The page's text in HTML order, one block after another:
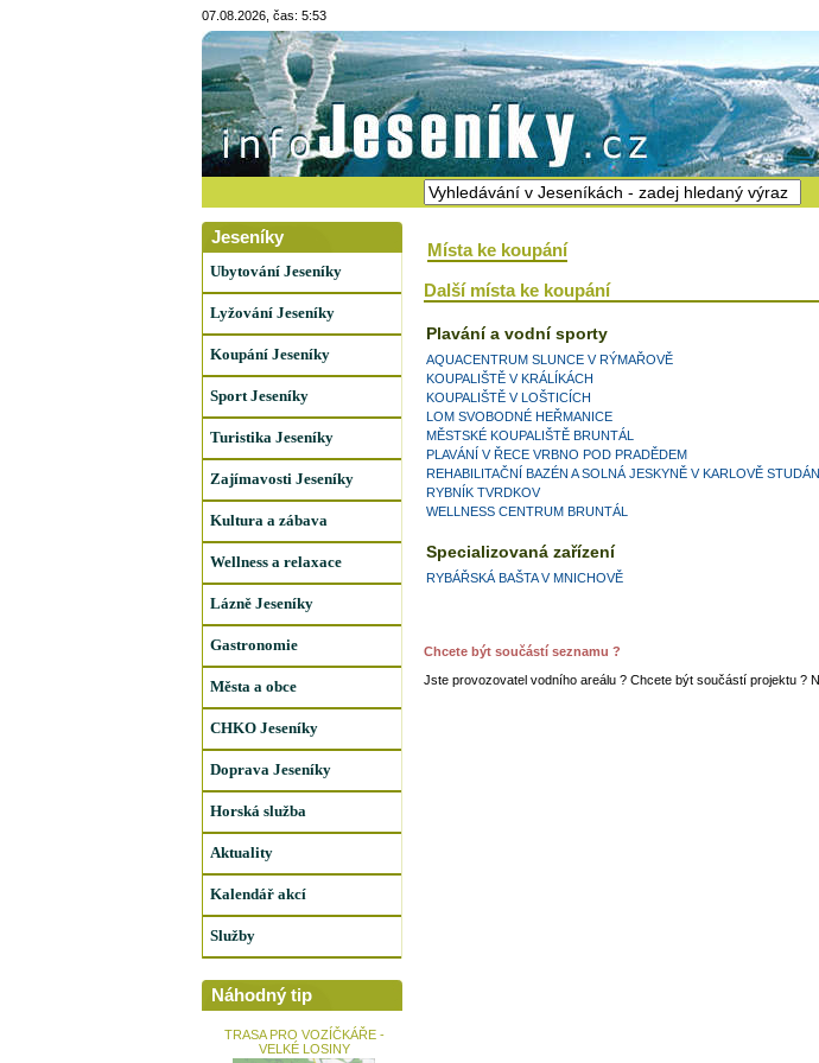
07.08.2026, čas: 5:53
Jeseníky
Ubytování Jeseníky
Lyžování Jeseníky
Koupání Jeseníky
Sport Jeseníky
Turistika Jeseníky
Zajímavosti Jeseníky
Kultura a zábava
Wellness a relaxace
Lázně Jeseníky
Gastronomie
Města a obce
CHKO Jeseníky
Doprava Jeseníky
Horská služba
Aktuality
Kalendář akcí
Služby
Náhodný tip
TRASA PRO VOZÍČKÁŘE -
VELKÉ LOSINY
Místa ke koupání
Další místa ke koupání
Plavání a vodní sporty
AQUACENTRUM SLUNCE V RÝMAŘOVĚ
KOUPALIŠTĚ V KRÁLÍKÁCH
KOUPALIŠTĚ V LOŠTICÍCH
LOM SVOBODNÉ HEŘMANICE
MĚSTSKÉ KOUPALIŠTĚ BRUNTÁL
PLAVÁNÍ V ŘECE VRBNO POD PRADĚDEM
REHABILITAČNÍ BAZÉN A SOLNÁ JESKYNĚ V KARLOVĚ
RYBNÍK TVRDKOV
WELLNESS CENTRUM BRUNTÁL
Specializovaná zařízení
RYBÁŘSKÁ BAŠTA V MNICHOVĚ
Chcete být součástí seznamu ?
Jste provozovatel vodního areálu ? Chcete být součástí projektu ?